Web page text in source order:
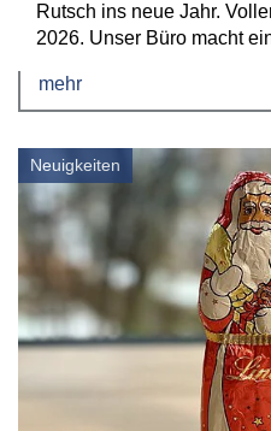
Rutsch ins neue Jahr.
2026. Unser Büro macht
mehr
Neuigkeiten